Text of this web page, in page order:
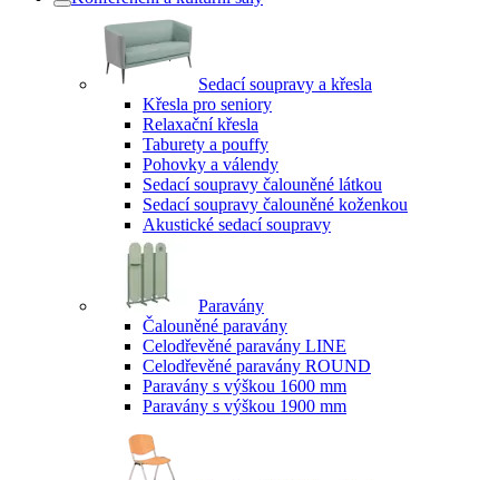
Sedací soupravy a křesla
Křesla pro seniory
Relaxační křesla
Taburety a pouffy
Pohovky a válendy
Sedací soupravy čalouněné látkou
Sedací soupravy čalouněné koženkou
Akustické sedací soupravy
Paravány
Čalouněné paravány
Celodřevěné paravány LINE
Celodřevěné paravány ROUND
Paravány s výškou 1600 mm
Paravány s výškou 1900 mm